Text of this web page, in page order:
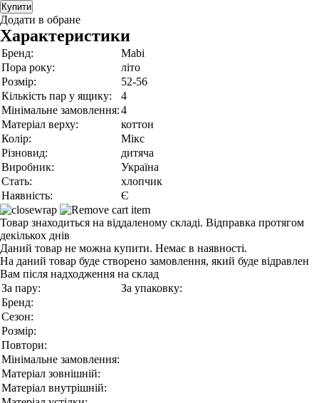
Купити
Додати в обране
Характеристики
Бренд:
Mabi
Пора року:
літо
Розмір:
52-56
Кількість пар у ящику:
4
Мінімальне замовлення:4
Матеріал верху:
коттон
Колір:
Мікс
Різновид:
дитяча
Виробник:
Україна
Стать:
хлопчик
Наявність:
Є
Товар знаходиться на віддаленому складі. Відправка протягом
декількох днів
Даний товар не можна купити. Немає в наявності.
На даний товар буде створено замовлення, який буде відравлен
Вам після надходження на склад
За пару:
За упаковку:
Бренд:
Сезон:
Розмір:
Повтори:
Мінімальне замовлення:
Матеріал зовнішній:
Матеріал внутрішній: